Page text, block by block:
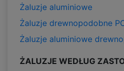
Żaluzje aluminiowe
Żaluzje drewnopodobne
Żaluzje aluminiowe
ŻALUZJE WEDŁUG